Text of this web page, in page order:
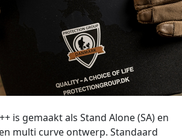
is gemaakt als Stand Alone (SA) en
multi curve ontwerp. Standaard